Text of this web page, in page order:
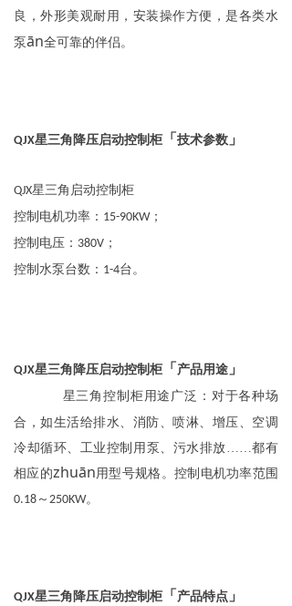
良，外形美观耐用，安装操作方便，是各类水
泵ān全可靠的伴侣。
QJX星三角降压启动控制柜 「技术参数 」
QJX星三角启动控制柜
控制电机功率： 15-90KW；
控制电压： 380V ；
控制水泵台数： 1-4台。
QJX星三角 降压启动控制柜 「产品用途 」​​​​​​​
星三角控制柜用途广泛：对于各种场
合，如生活给排水、消防、喷淋、增压、空调
冷却循环、工业控制用泵、污水排放……都有
相应的zhuān用型号规格。控制电机功率范围
0.18 ～ 250KW。
QJX星三角 降压启动控制柜 「产品特点 」​​​​​​​​​​​​​​